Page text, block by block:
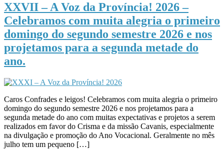
XXVII – A Voz da Província! 2026 –
Celebramos com muita alegria o primeiro
domingo do segundo semestre 2026 e nos
projetamos para a segunda metade do
ano.
Caros Confrades e leigos! Celebramos com muita alegria o primeiro
domingo do segundo semestre 2026 e nos projetamos para a
segunda metade do ano com muitas expectativas e projetos a serem
realizados em favor do Crisma e da missão Cavanis, especialmente
na divulgação e promoção do Ano Vocacional. Geralmente no mês
julho tem um pequeno […]